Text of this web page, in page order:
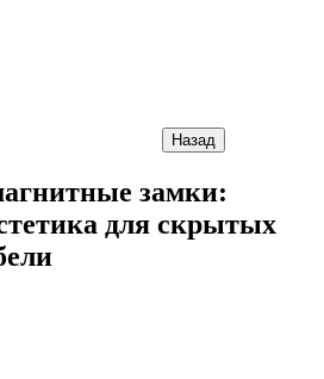
Назад
замки:
для скрытых